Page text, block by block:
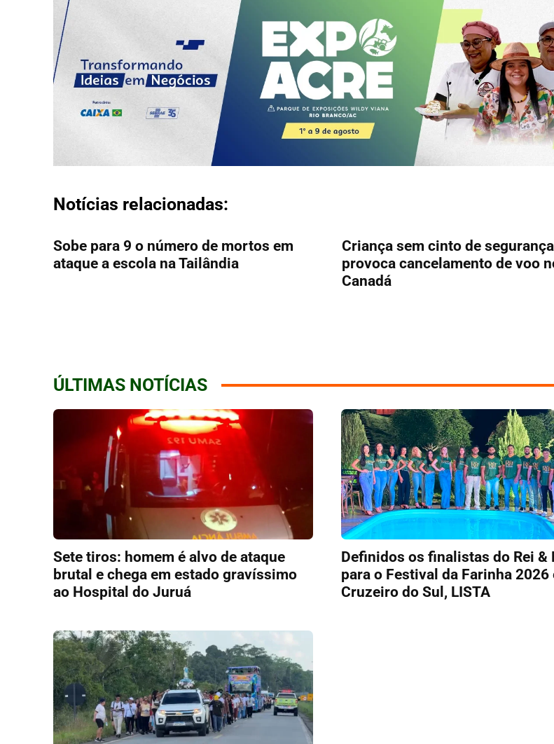
Notícias relacionadas:
Sobe para 9 o número de mortos em
ataque a escola na Tailândia
Criança sem cinto de segurança
provoca cancelamento de voo
Canadá
ÚLTIMAS NOTÍCIAS
Sete tiros: homem é alvo de ataque
brutal e chega em estado gravíssimo
ao Hospital do Juruá
Definidos os finalistas do Rei &
para o Festival da Farinha 2026
Cruzeiro do Sul, LISTA